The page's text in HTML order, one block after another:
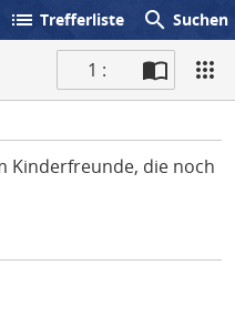
list Trefferliste search Suchen
1 :
Kinderfreunde, die noch